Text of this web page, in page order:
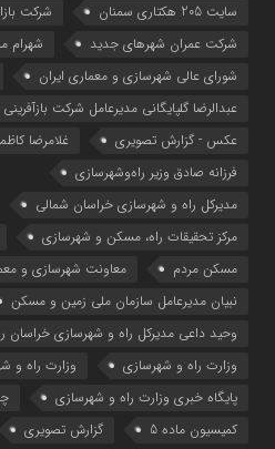
سایت 205 هکتاری سمنان
شرکت
شرکت عمران شهرهای جدید
شهرام
شوراي عالي شهرسازی و معماري ايران
عبدالرضا گلپایگانی مدیرعامل شرکت
عکس - گزارش تصویری
غلامرضا
فرزانه صادق وزیر راه‌وشهرسازی
مدیرکل راه و شهرسازی خراسان شمالی
مرکز تحقیقات راه، مسکن و شهرسازی
مسکن مردم
معاونت شهرسازي و
نبیان مدیرعامل سازمان ملی زمین و مسکن
وحید داعی مدیرکل راه و شهرسازی خراسان
وزارت راه و شهرسازي
وزارت راه و
پایگاه خبری وزارت راه و شهرسازی
کمیسیون ماده 5
گزارش تصویری